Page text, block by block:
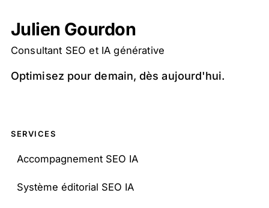
Julien Gourdon
Consultant SEO et IA générative
Optimisez pour demain, dès aujourd'hui.
SERVICES
Accompagnement SEO IA
Système éditorial SEO IA